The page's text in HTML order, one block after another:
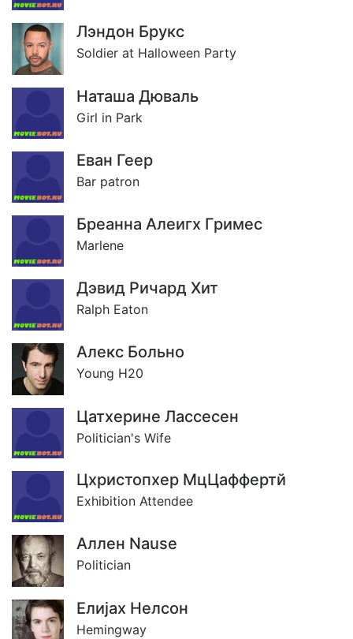
Лэндон Брукс
Soldier at Halloween Party
Наташа Дюваль
Girl in Park
Еван Геер
Bar patron
Бреанна Алеигх Гримес
Marlene
Дэвид Ричард Хит
Ralph Eaton
Алекс Больно
Young H20
Цатхерине Лассесен
Politician's Wife
Цхристопхер МцЦаффертй
Exhibition Attendee
Аллен Nause
Politician
Елиjах Нелсон
Hemingway